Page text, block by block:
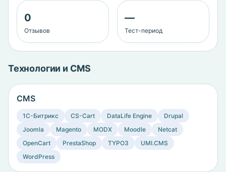
0
Отзывов
—
Тест-период
Технологии и CMS
CMS
1C-Битрикс CS-Cart DataLife Engine
Drupal
Joomla
Magento MODX Moodle
Netcat
OpenCart
PrestaShop TYPO3
UMI.CMS
WordPress